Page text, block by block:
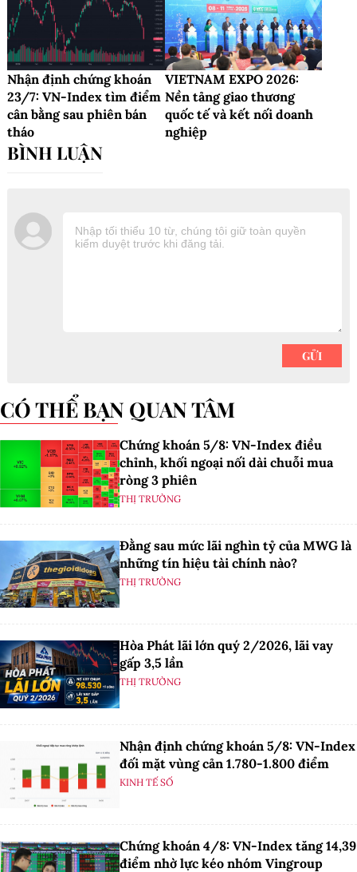
Nhận định chứng khoán
23/7: VN-Index tìm điểm
cân bằng sau phiên bán
tháo
VIETNAM EXPO 2026:
Nền tảng giao thương
quốc tế và kết nối doanh
nghiệp
CÓ THỂ BẠN QUAN TÂM
Chứng khoán 5/8: VN-Index điều
chỉnh, khối ngoại nối dài chuỗi mua
ròng 3 phiên
THỊ TRƯỜNG
Đằng sau mức lãi nghìn tỷ của MWG là
những tín hiệu tài chính nào?
THỊ TRƯỜNG
Hòa Phát lãi lớn quý 2/2026, lãi vay
gấp 3,5 lần
THỊ TRƯỜNG
Nhận định chứng khoán 5/8: VN-Index
đối mặt vùng cản 1.780-1.800 điểm
KINH TẾ SỐ
Chứng khoán 4/8: VN-Index tăng 14,39
điểm nhờ lực kéo nhóm Vingroup